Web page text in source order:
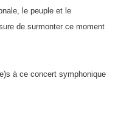
le peuple et le
de surmonter ce moment
à ce concert symphonique